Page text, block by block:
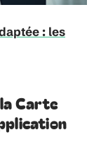
: les
Carte